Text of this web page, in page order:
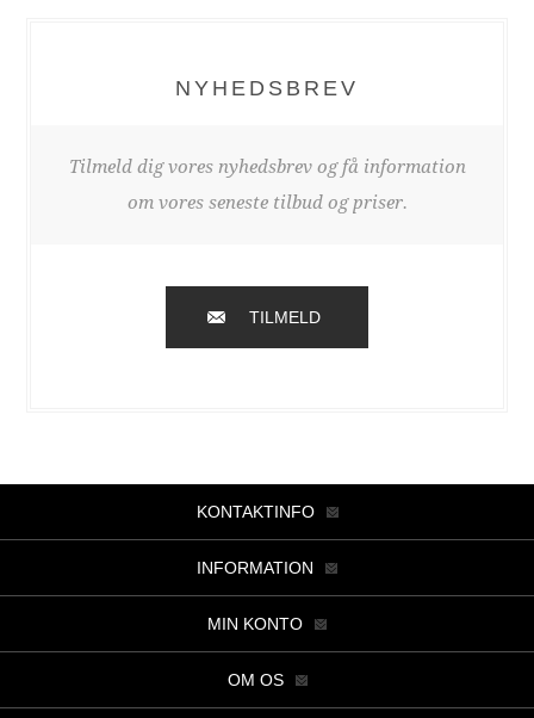
NYHEDSBREV
Tilmeld dig vores nyhedsbrev og få information
om vores seneste tilbud og priser.
TILMELD
KONTAKTINFO
INFORMATION
MIN KONTO
OM OS